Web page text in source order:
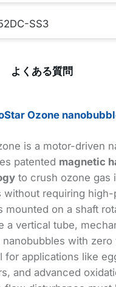
SS3
よくある質問
Ozone
is a motor-driven
patented magnetic
to crush ozone gas
without requiring high-
mounted on a shaft
a vertical tube,
nanobubbles with zero
applications like
and advanced